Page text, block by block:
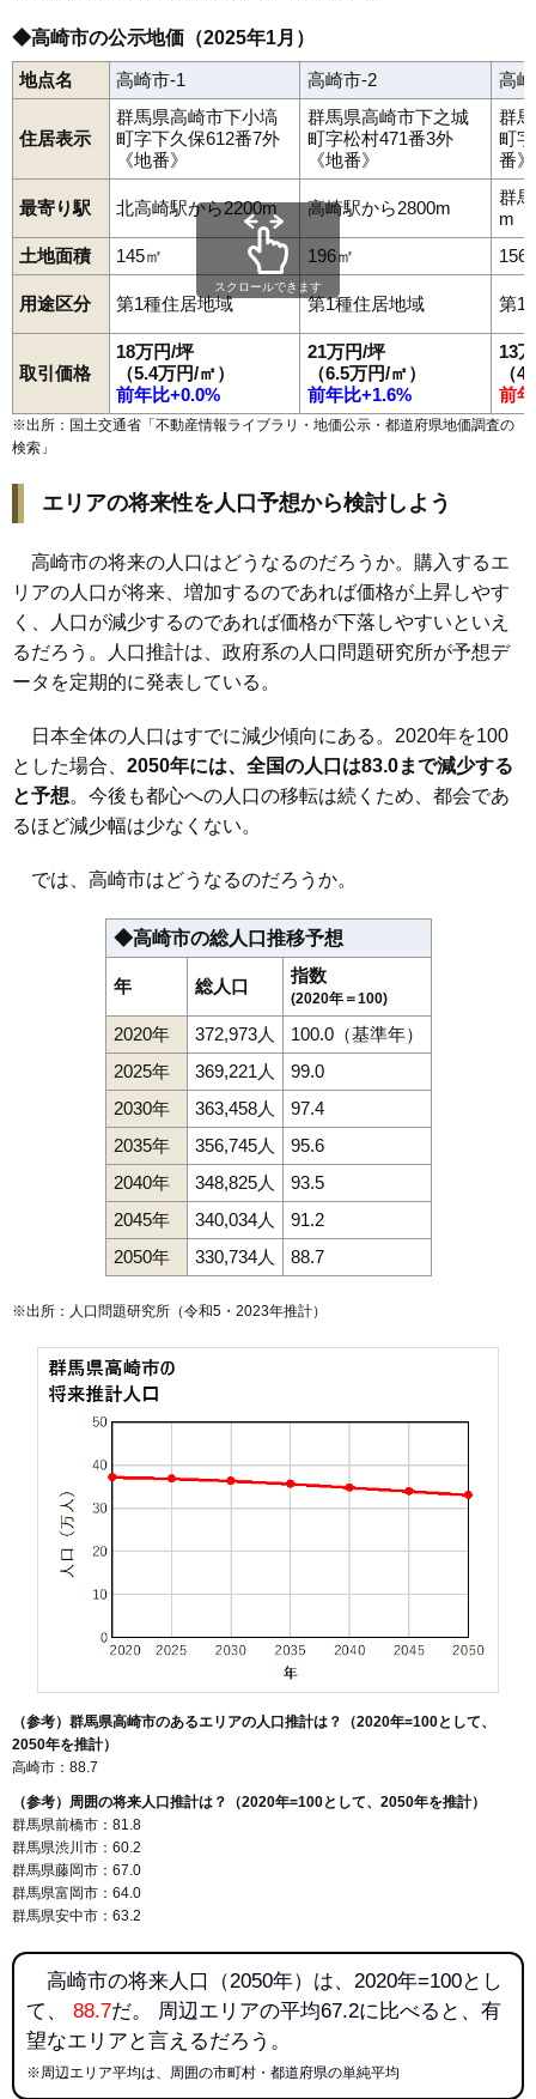
◆高崎市の公示地価（2025年1月）
地点名 高崎市-1 高崎市-2 高
住居表示
群馬県高崎市下小塙
町字下久保612番7外
《地番》
群馬県高崎市下之城
町字松村471番3外
《地番》
群
町
番》
最寄り駅 北高崎駅から2200m 高崎駅から2800m
群
m
土地面積
145㎡ 196㎡ 156
用途区分 第1種住居地域 第1種住居地域 第1
取引価格
18万円/坪
（5.4万円/㎡）
前年比+0.0%
21万円/坪
（6.5万円/㎡）
前年比+1.6%
13
（
前
スクロールできます
※出所：国土交通省「 不動産情報ライブラリ・地価公示・都道府県地価調査の
検索 」
エリアの将来性を人口予想から検討しよう
高崎市の将来の人口はどうなるのだろうか。購入するエ
リアの人口が将来、増加するのであれば価格が上昇しやす
く、人口が減少するのであれば価格が下落しやすいといえ
るだろう。人口推計は、政府系の人口問題研究所が予想デ
ータを定期的に発表している。
日本全体の人口はすでに減少傾向にある。2020年を100
とした場合、 2050年には、全国の人口は83.0まで減少する
と予想。今後も都心への人口の移転は続くため、都会であ
るほど減少幅は少なくない。
では、高崎市はどうなるのだろうか。
◆高崎市の総人口推移予想
年 総人口
指数
(2020年＝100)
2020年 372,973人
100.0（基準年）
2025年
369,221人
99.0
2030年
363,458人
97.4
2035年
356,745人
95.6
2040年
348,825人
93.5
2045年
340,034人
91.2
2050年
330,734人 88.7
※出所：人口問題研究所（令和5・2023年推計）
（参考）群馬県高崎市のあるエリアの人口推計は？（2020年=100として、
2050年を推計）
高崎市：88.7
（参考）周囲の将来人口推計は？（2020年=100として、2050年を推計）
群馬県前橋市：81.8
群馬県渋川市：60.2
群馬県藤岡市：67.0
群馬県富岡市：64.0
群馬県安中市：63.2
高崎市の将来人口（2050年）は、2020年=100とし
て、 88.7だ。 周辺エリアの平均67.2に比べると、有
望なエリアと言えるだろう。
※周辺エリア平均は、周囲の市町村・都道府県の単純平均